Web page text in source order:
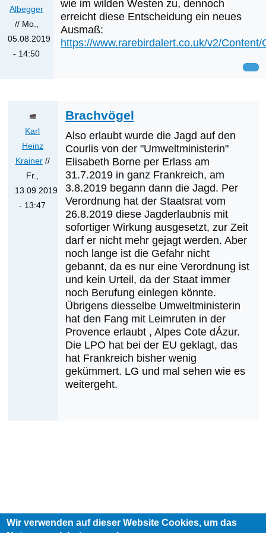
Albegger
// Mo.,
05.08.2019
- 14:50
wie im wilden Westen zu, dennoch
erreicht diese Entscheidung ein neues
Ausmaß:
https://www.rarebirdalert.co.uk/v2/
Karl
Heinz
Krainer//
Fr.,
13.09.2019
- 13:47
Erstnachweise
Brachvögel
Also erlaubt wurde die Jagd auf den
Courlis von der "Umweltministerin"
Elisabeth Borne per Erlass am
31.7.2019 in ganz Frankreich, am
3.8.2019 begann dann die Jagd. Per
Verordnung hat der Staatsrat vom
26.8.2019 diese Jagderlaubnis mit
sofortiger Wirkung ausgesetzt, zur Zeit
darf er nicht mehr gejagt werden. Aber
noch lange ist die Gefahr nicht
gebannt, da es nur eine Verordnung ist
und kein Urteil, da der Staat immer
noch Berufung einlegen könnte.
Übrigens diesselbe Umweltministerin
hat den Fang mit Leimruten in der
Provence erlaubt , Alpes Cote dÁzur.
Die LPO hat bei der EU geklagt, das
hat Frankreich bisher wenig
gekümmert. LG und mal sehen wie es
weitergeht.
Wir verwenden auf dieser Website Cookies, um das